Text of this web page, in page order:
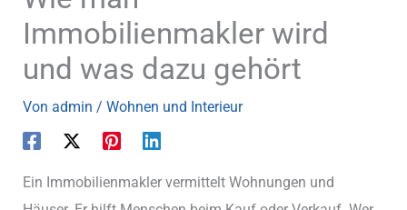
Immobilienmakler wird
und was dazu gehört
Von admin/Wohnen und Interieur
Ein Immobilienmakler vermittelt Wohnungen und